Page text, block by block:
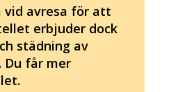
vid avresa för att
erbjuder dock
städning av
får mer